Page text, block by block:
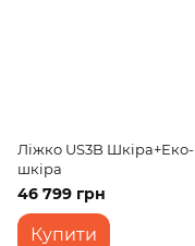
Ліжко US3B Шкіра+Еко-
шкіра
46 799 грн
Купити